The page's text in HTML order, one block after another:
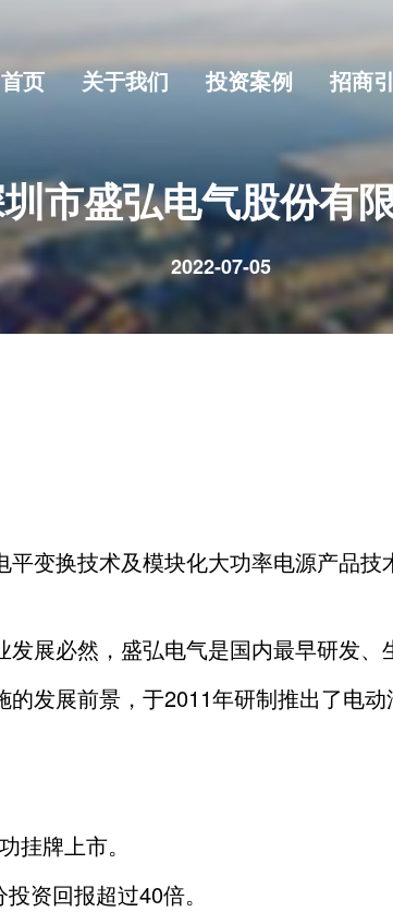
首页 关于我们 投资案例 招商
市盛弘电气股份有
2022-07-05
变换技术及模块化大功率电源产品
展必然，盛弘电气是国内最早研发、
发展前景，于2011年研制推出了电
挂牌上市。
资回报超过40倍。